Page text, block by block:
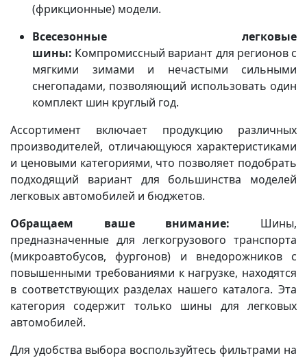
(фрикционные) модели.
Всесезонные легковые
шины: Компромиссный вариант для регионов с
мягкими зимами и нечастыми сильными
снегопадами, позволяющий использовать один
комплект шин круглый год.
Ассортимент включает продукцию различных
производителей, отличающуюся характеристиками
и ценовыми категориями, что позволяет подобрать
подходящий вариант для большинства моделей
легковых автомобилей и бюджетов.
Обращаем ваше внимание: Шины,
предназначенные для легкогрузового транспорта
(микроавтобусов, фургонов) и внедорожников с
повышенными требованиями к нагрузке, находятся
в соответствующих разделах нашего каталога. Эта
категория содержит только шины для легковых
автомобилей.
Для удобства выбора воспользуйтесь фильтрами на